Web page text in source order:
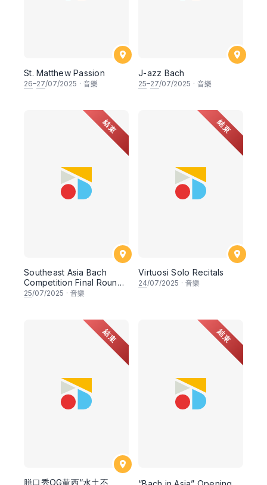
St. Matthew Passion
26–27/07/2025 · 音樂
J-azz Bach
25–27/07/2025 · 音樂
結束
Southeast Asia Bach
Competition Final Round
Concert
25/07/2025 · 音樂
結束
Virtuosi Solo Recitals
24/07/2025 · 音樂
結束
脱口秀OG黄西“水土不
結束